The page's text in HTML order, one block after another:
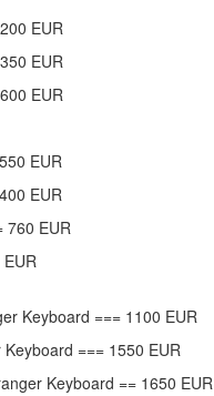
EUR
EUR
EUR
EUR
EUR
760 EUR
Keyboard === 1100 EUR
=== 1550 EUR
Keyboard == 1650 EUR